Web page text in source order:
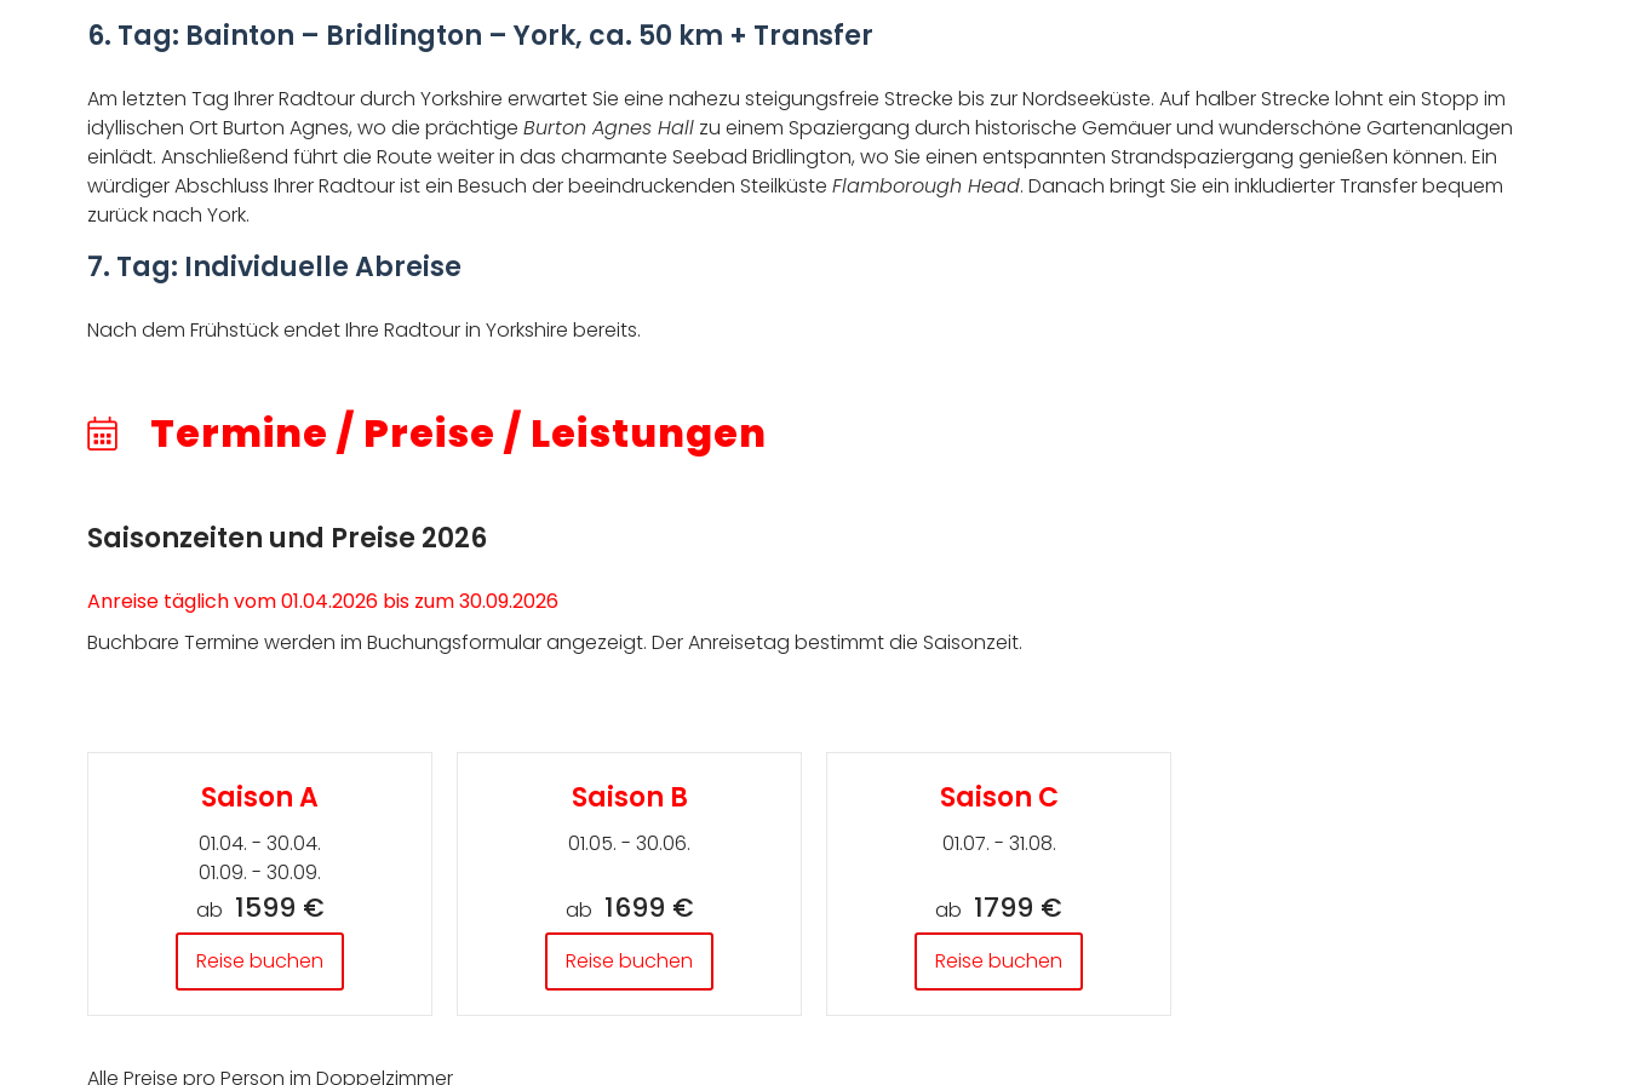
6. Tag: Bainton – Bridlington – York, ca. 50 km + Transfer
Am letzten Tag Ihrer Radtour durch Yorkshire erwartet Sie eine nahezu steigungsfreie Strecke bis zur Nordseeküste. Auf halber Strecke lohnt ein Stopp im
idyllischen Ort Burton Agnes, wo die prächtige Burton Agnes Hall zu einem Spaziergang durch historische Gemäuer und wunderschöne Gartenanlagen
einlädt. Anschließend führt die Route weiter in das charmante Seebad Bridlington, wo Sie einen entspannten Strandspaziergang genießen können. Ein
würdiger Abschluss Ihrer Radtour ist ein Besuch der beeindruckenden Steilküste Flamborough Head. Danach bringt Sie ein inkludierter Transfer bequem
zurück nach York.
7. Tag: Individuelle Abreise
Nach dem Frühstück endet Ihre Radtour in Yorkshire bereits.
Termine / Preise / Leistungen
Saisonzeiten und Preise 2026
Anreise täglich vom 01.04.2026 bis zum 30.09.2026
Buchbare Termine werden im Buchungsformular angezeigt. Der Anreisetag bestimmt die Saisonzeit.
Saison A
01.04. - 30.04.
01.09. - 30.09.
ab 1599 €
Reise buchen
Saison B
01.05. - 30.06.
ab 1699 €
Reise buchen
Saison C
01.07. - 31.08.
ab 1799 €
Reise buchen
Alle Preise pro Person im Doppelzimmer